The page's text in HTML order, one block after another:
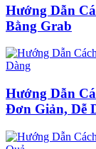
Hướng Dẫn
Bằng Grab
Hướng Dẫn
Đơn Giản, Dễ